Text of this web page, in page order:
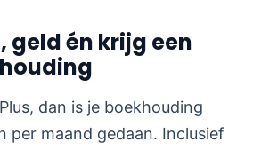
geld én krijg een
dan is je boekhouding
per maand gedaan. Inclusief